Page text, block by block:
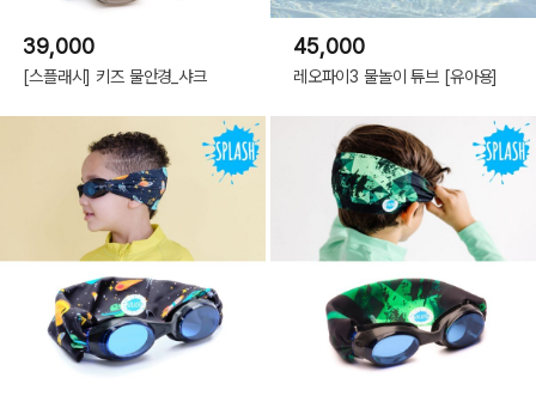
39,000
[스플래시] 키즈 물안경_샤크
45,000
레오파이3 물놀이 튜브 [유아용]